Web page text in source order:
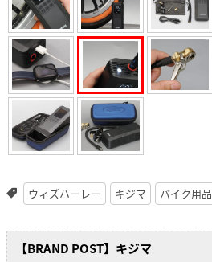
ウィズハーレー キジマ バイク用品
【BRAND POST】キジマ